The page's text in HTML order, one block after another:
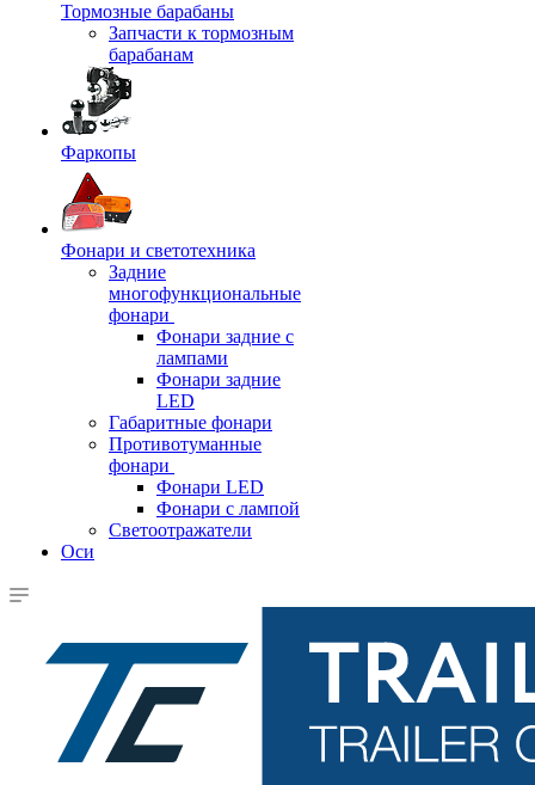
Тормозные барабаны
Запчасти к тормозным
барабанам
Фаркопы
Фонари и светотехника
Задние
многофункциональные
фонари
Фонари задние с
лампами
Фонари задние
LED
Габаритные фонари
Противотуманные
фонари
Фонари LED
Фонари с лампой
Светоотражатели
Оси